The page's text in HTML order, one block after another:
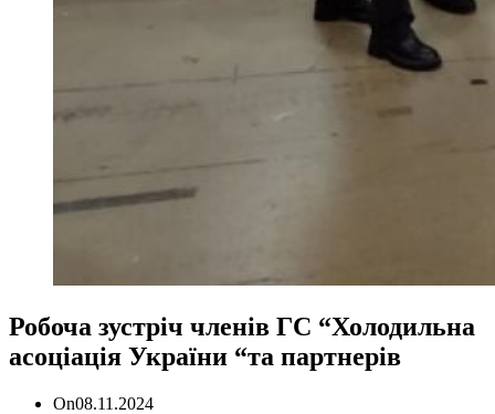
Робоча зустріч членів ГС “Холодильна
асоціація України “та партнерів
On08.11.2024